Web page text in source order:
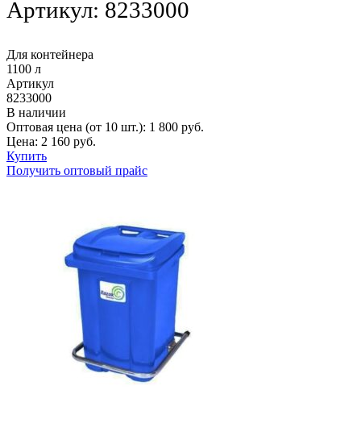
Артикул: 8233000
Для контейнера
1100 л
Артикул
8233000
В наличии
Оптовая цена (от 10 шт.): 1 800 руб.
Цена: 2 160 руб.
Купить
Получить оптовый прайс